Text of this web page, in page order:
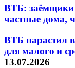
ВТБ: заёмщики
частные дома,
ВТБ нарастил
для малого и
13.07.2026